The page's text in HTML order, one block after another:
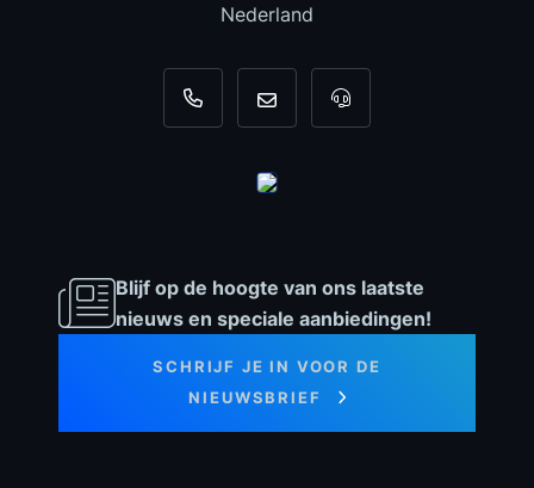
Nederland
+31 35 820 0967
info@dyno-Voor tool support,
Blijf op de hoogte van ons laatste
nieuws en speciale aanbiedingen!
SCHRIJF JE IN VOOR DE
NIEUWSBRIEF